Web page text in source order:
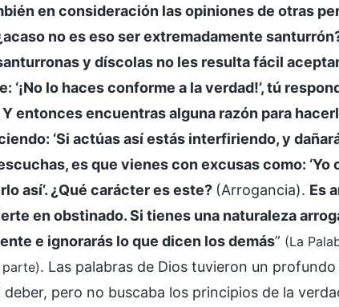
en consideración las opiniones de otras
no es eso ser extremadamente
y díscolas no les resulta fácil
lo haces conforme a la verdad!’, tú
Y entonces encuentras alguna razón para
‘Si actúas así estás interfiriendo, y
es que vienes con excusas como: ‘Yo
así’. ¿Qué carácter es este? (Arrogancia). Es
en obstinado. Si tienes una naturaleza
e ignorarás lo que dicen los demás” (La
. Las palabras de Dios tuvieron un
pero no buscaba los principios de la